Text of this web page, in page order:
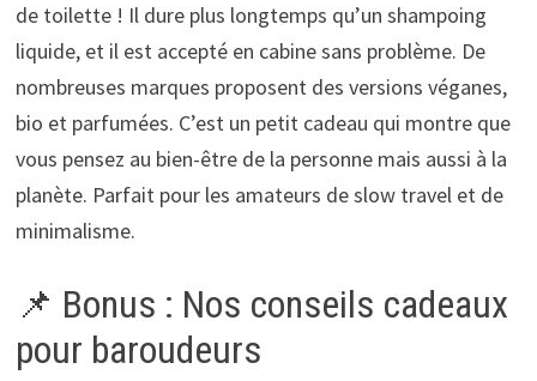
de toilette ! Il dure plus longtemps qu’un shampoing
liquide, et il est accepté en cabine sans problème. De
nombreuses marques proposent des versions véganes,
bio et parfumées. C’est un petit cadeau qui montre que
vous pensez au bien-être de la personne mais aussi à la
planète. Parfait pour les amateurs de slow travel et de
minimalisme.
📌 Bonus : Nos conseils cadeaux
pour baroudeurs